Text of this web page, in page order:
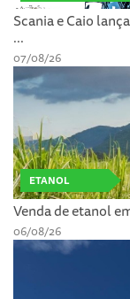
Scania e Caio
...
07/08/26
ETANOL
Venda de etanol
06/08/26